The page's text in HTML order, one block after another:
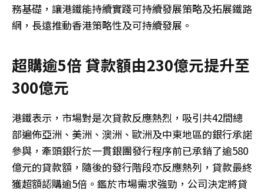
務基礎，讓港鐵能持續實踐可持續發展策略及拓展鐵路
網，長遠推動香港策略性及可持續發展。
超購逾5倍 貸款額由230億元提升至
300億元
港鐵表示，市場對是次貸款反應熱烈，吸引共42間總
部遍佈亞洲、美洲、澳洲、歐洲及中東地區的銀行承諾
參與，牽頭銀行於一貫銀團發行程序前已承銷了逾580
億元的貸款額，隨後的發行階段亦反應熱列，貸款最終
獲超額認購逾5倍。鑑於市場需求強勁，公司決定將貸